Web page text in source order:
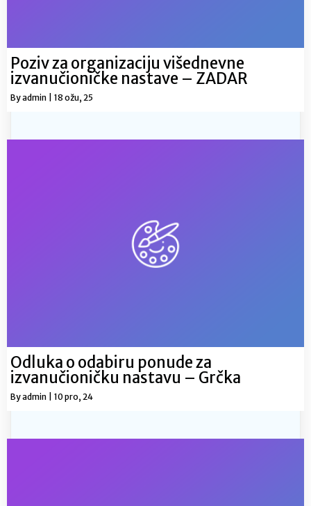
Poziv za organizaciju višednevne
izvanučioničke nastave – ZADAR
Byadmin 18 ožu, 25
Odluka o odabiru ponude za
izvanučioničku nastavu – Grčka
Byadmin 10 pro, 24